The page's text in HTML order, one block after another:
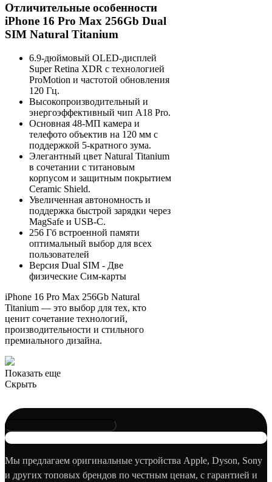
Отличительные особенности
iPhone 16 Pro Max 256Gb Dual
SIM Natural Titanium
6.9-дюймовый OLED-дисплей
Super Retina XDR с технологией
ProMotion и частотой обновления
120 Гц.
Высокопроизводительный и
энергоэффективный чип A18 Pro.
Основная 48-МП камера и
телефото объектив на 120 мм с
поддержкой 5-кратного зума.
Элегантный цвет Natural Titanium
в сочетании с титановым
корпусом и защитным покрытием
Ceramic Shield.
Увеличенная автономность и
поддержка быстрой зарядки через
MagSafe и USB-C.
256 Гб встроенной памяти
оптимальный выбор для всех
пользователей
Версия Dual SIM - Две
физические Сим-карты
iPhone 16 Pro Max 256Gb Natural
Titanium — это выбор для тех, кто
ценит сочетание технологий,
производительности и стильного
премиального дизайна.
Показать еще
Скрыть
Мы предлагаем оригинальные устройства Apple, Dyson, Sony
и других топовых брендов по честным ценам, с гарантией и